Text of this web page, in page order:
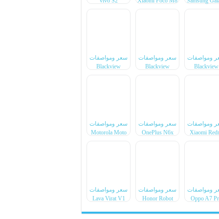
ومواصفات
Blackview
سعر ومواصفات
Blackview
سعر ومواصفات
Blackview
ومواصفات
Xiaomi
سعر ومواصفات
OnePlus N6x
سعر ومواصفات
Motorola Moto
ومواصفات
Oppo A7
سعر ومواصفات
Honor Robot
سعر ومواصفات
Lava Virat V1